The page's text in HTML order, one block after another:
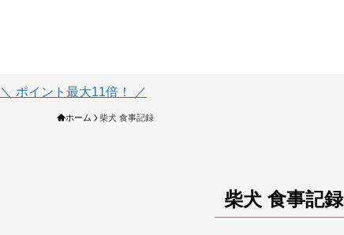
＼ ポイント最大11倍！ ／
ホーム 柴犬 食事記録
柴犬 食事記録